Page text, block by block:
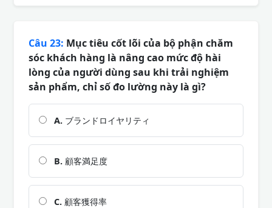
Câu 23: Mục tiêu cốt lõi của bộ phận chăm
sóc khách hàng là nâng cao mức độ hài
lòng của người dùng sau khi trải nghiệm
sản phẩm, chỉ số đo lường này là gì?
A. ブランドロイヤリティ
B. 顧客満足度
C. 顧客獲得率